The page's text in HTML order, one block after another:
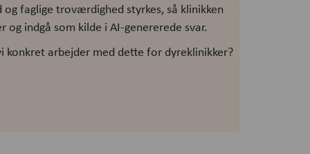
faglige troværdighed styrkes, så klinikken
og indgå som kilde i AI-genererede svar.
konkret arbejder med dette for dyreklinikker?